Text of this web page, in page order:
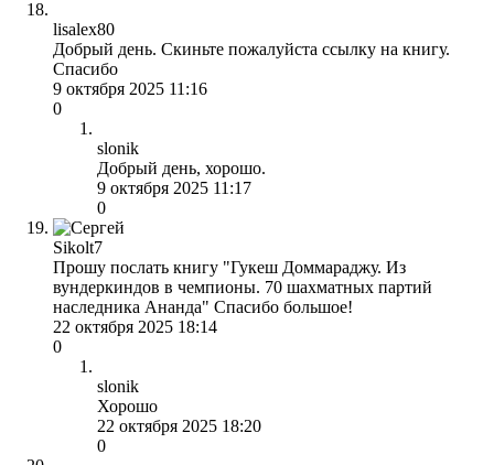
lisalex80
Добрый день. Скиньте пожалуйста ссылку на книгу.
Спасибо
9 октября 2025 11:16
0
slonik
Добрый день, хорошо.
9 октября 2025 11:17
0
Sikolt7
Прошу послать книгу "Гукеш Доммараджу. Из
вундеркиндов в чемпионы. 70 шахматных партий
наследника Ананда" Спасибо большое!
22 октября 2025 18:14
0
slonik
Хорошо
22 октября 2025 18:20
0